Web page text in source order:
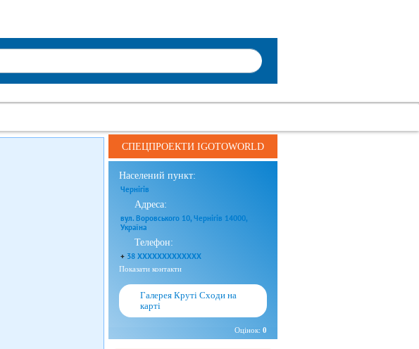
СПЕЦПРОЕКТИ IGOTOWORLD
Населений пункт:
Чернігів
Адреса:
вул. Воровського 10, Чернігів 14000,
Україна
Телефон:
+ 38 XXXXXXXXXXXXX
Показати контакти
Галерея Круті Сходи на
карті
Оцінок: 0